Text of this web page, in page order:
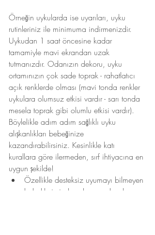
Örneğin uykularda ise uyarıları, uyku
rutinleriniz ile minimuma indirmenizdir.
Uykudan 1 saat öncesine kadar
tamamiyle mavi ekrandan uzak
tutmanızdır. Odanızın dekoru, uyku
ortamınızın çok sade toprak - rahatlatıcı
açık renklerde olması (mavi tonda renkler
uykulara olumsuz etkisi vardır - sarı tonda
mesela toprak gibi olumlu etkisi vardır).
Böylelikle adım adım sağlıklı uyku
alışkanlıkları bebeğinize
kazandırabilirsiniz. Kesinlikle katı
kurallara göre ilermeden, sırf ihtiyacına en
uygun şekilde!
Özellikle desteksiz uyumayı bilmeyen
bebeklerimizde uyku sorunlarıyla